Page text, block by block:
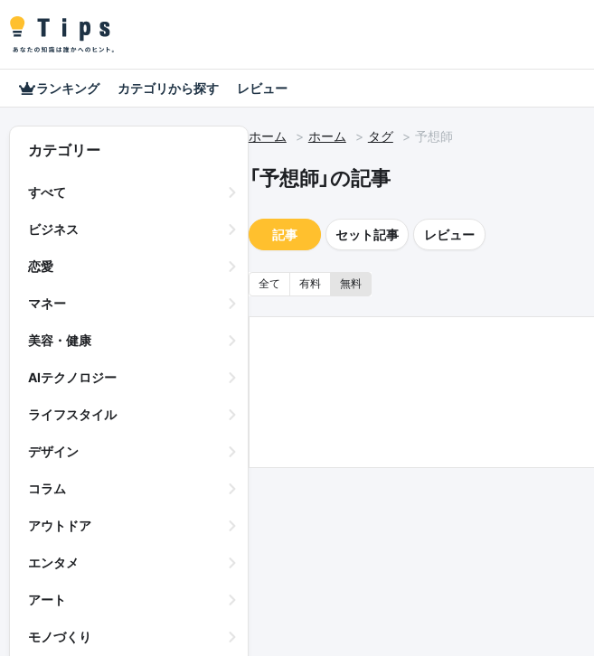
ランキング カテゴリから探す レビュー
カテゴリー
すべて
ビジネス
恋愛
マネー
美容・健康
AIテクノロジー
ライフスタイル
デザイン
コラム
アウトドア
エンタメ
アート
モノづくり
ホーム ホーム タグ 予想師
「予想師」の記事
記事 セット記事 レビュー
全て 有料 無料